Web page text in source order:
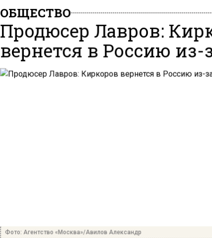
ОБЩЕСТВО
Продюсер Лавров:
вернется в Россию из-
Фото: Агентство «Москва»/Авилов Александр